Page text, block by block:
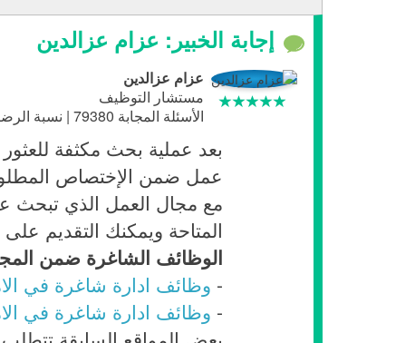
إجابة الخبير: عزام عزالدين
عزام عزالدين
مستشار التوظيف
الأسئلة المجابة 79380 | نسبة الرضا 97.6%
بعد عملية بحث مكثفة
عمل ضمن الإختصاص
مع مجال العمل الذي تبحث
المتاحة ويمكنك التقديم
الوظائف الشاغرة ضمن
- وظائف ادارة شاغرة في
- وظائف ادارة شاغرة في